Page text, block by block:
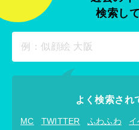
検索し
よく検索され
MC TWITTER ふわふわ イ